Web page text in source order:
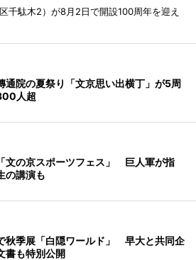
千駄木2）が8月2日で開設100周年を迎え
通院の夏祭り「文京思い出横丁」が5周
人超
文の京スポーツフェス」 巨人軍が指
の講演も
秋季展「白隠ワールド」 早大と共同企
書も特別公開